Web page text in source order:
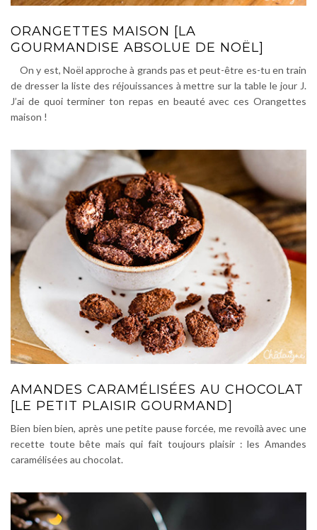
ORANGETTES MAISON [LA
GOURMANDISE ABSOLUE DE NOËL]
On y est, Noël approche à grands pas et peut-être es-tu en train
de dresser la liste des réjouissances à mettre sur la table le jour J.
J’ai de quoi terminer ton repas en beauté avec ces Orangettes
maison !
AMANDES CARAMÉLISÉES AU CHOCOLAT
[LE PETIT PLAISIR GOURMAND]
Bien bien bien, après une petite pause forcée, me revoilà avec une
recette toute bête mais qui fait toujours plaisir : les Amandes
caramélisées au chocolat.